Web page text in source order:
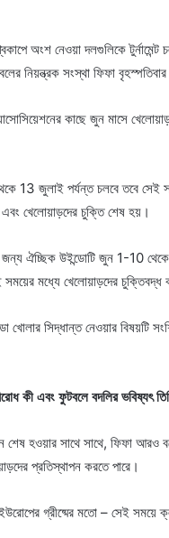
অংশ নেওয়া দলগুলিকে টুর্নামেন্ট
নিয়ন্ত্রক সংস্থা ফিফা
কাছে জুন মাসে
13 জুলাই পর্যন্ত চলবে তবে সেই
খেলোয়াড়দের চুক্তি শেষ হয়।
ঐচ্ছিক উইন্ডোটি জুন 1-10
মধ্যে খেলোয়াড়দের চুক্তিবদ্ধ
সিদ্ধান্ত নেওয়ার বিষয়টি
কী এবং ফুটবলে বদলির ভবিষ্যৎ
শেষ হওয়ার সাথে সাথে, ফিফা
প্রতিস্থাপন করতে পারে।
ইউরোপের গ্রীষ্মের মতো – সেই